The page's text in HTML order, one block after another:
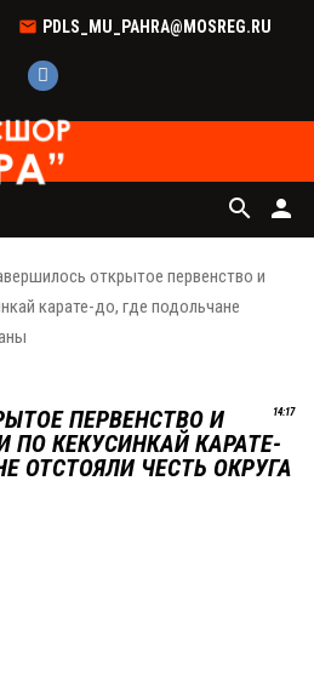
PDLS_MU_PAHRA@MOSREG.RU
person
search
открытое первенство и
карате-до, где подольчане
14:17
ПЕРВЕНСТВО И
ПО КЕКУСИНКАЙ КАРАТЕ-
ОТСТОЯЛИ ЧЕСТЬ ОКРУГА